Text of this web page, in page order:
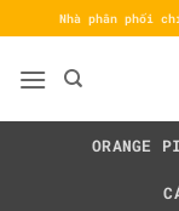
qua
nội
Nhà phân phối
ORANGE